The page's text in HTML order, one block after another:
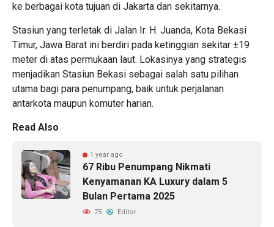
ke berbagai kota tujuan di Jakarta dan sekitarnya.
Stasiun yang terletak di Jalan Ir. H. Juanda, Kota Bekasi
Timur, Jawa Barat ini berdiri pada ketinggian sekitar ±19
meter di atas permukaan laut. Lokasinya yang strategis
menjadikan Stasiun Bekasi sebagai salah satu pilihan
utama bagi para penumpang, baik untuk perjalanan
antarkota maupun komuter harian.
Read Also
1 year ago
67 Ribu Penumpang Nikmati
Kenyamanan KA Luxury dalam 5
Bulan Pertama 2025
75 Editor